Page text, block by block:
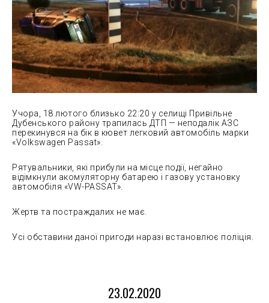
Учора, 18 лютого близько 22:20 у селищі Привільне
Дубенського району трапилась ДТП — неподалік АЗС
перекинувся на бік в кювет легковий автомобіль марки
«Volkswagen Passat».
Рятувальники, які прибули на місце події, негайно
відімкнули акомуляторну батарею і газову установку
автомобіля «VW-PASSAT».
Жертв та постраждалих не має.
Усі обставини даної пригоди наразі встановлює поліція.
23.02.2020